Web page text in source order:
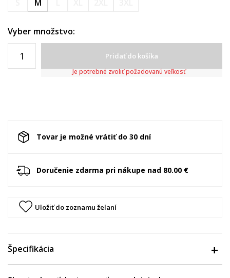
M
Vyber množstvo:
Pridať do košíka
Je potrebné zvoliť požadovanú veľkosť
Tovar je možné vrátiť do 30 dní
Doručenie zdarma pri nákupe nad 80.00 €
Uložiť do zoznamu želaní
Špecifikácia